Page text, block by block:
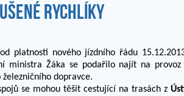
rychlíky
platnosti nového jízdního řádu
ministra Žáka se podařilo najít na
dopravce.
se mohou těšit cestující na trasách z